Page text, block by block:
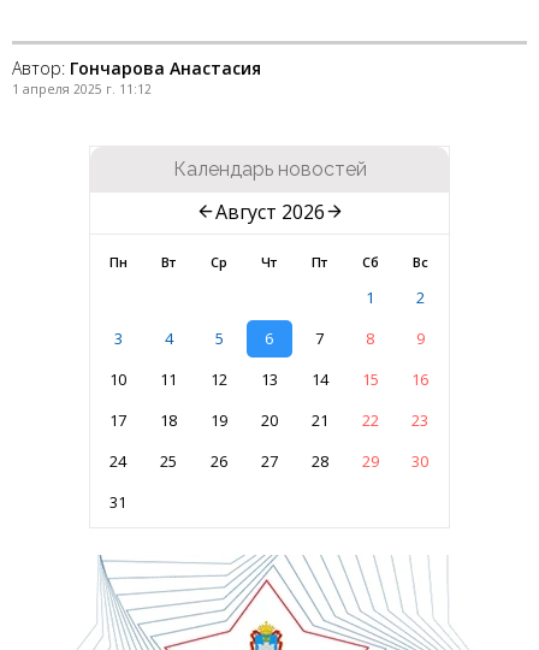
Автор: Гончарова Анастасия
1 апреля 2025 г. 11:12
Календарь новостей
Август 2026
Пн Вт Ср Чт Пт Сб Вс
1
2
3
4 5 6 7 8
9
10
11 12 13 14 15
16
17
18 19 20 21 22
23
24
25 26 27 28 29
30
31